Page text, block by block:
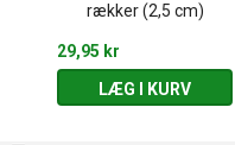
rækker (2,5 cm)
29,95 kr
LÆG I KURV